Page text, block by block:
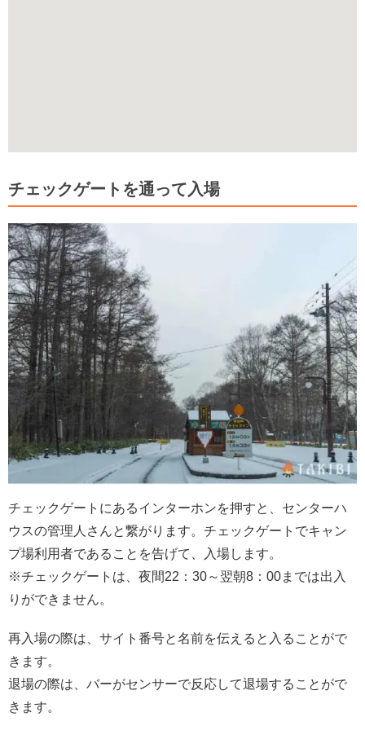
チェックゲートを通って入場
チェックゲートにあるインターホンを押すと、センターハ
ウスの管理人さんと繋がります。チェックゲートでキャン
プ場利用者であることを告げて、入場します。
※チェックゲートは、夜間22：30～翌朝8：00までは出入
りができません。
再入場の際は、サイト番号と名前を伝えると入ることがで
きます。
退場の際は、バーがセンサーで反応して退場することがで
きます。